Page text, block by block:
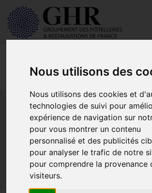
Nous utilisons des
Nous utilisons des cookies et
technologies de suivi pour
expérience de navigation sur
pour vous montrer un contenu
personnalisé et des publicités
pour analyser le trafic de notre
pour comprendre la provenance
visiteurs.
COVID-19
Activité partielle Social Banques
Plan Relance Tourisme
Economie de
Communication GNI
Sacem
Titres
Initiatives
Réglementation Fonds de
Urssaf La reprise
Aides de
Relations clients & OTA
Agirc-Arrco
Pass sanitaire/vaccinal